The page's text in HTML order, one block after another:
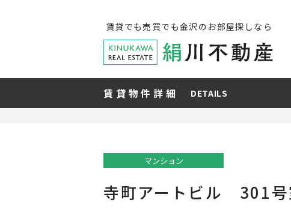
賃貸でも売買でも金沢のお部屋探しなら
賃貸物件詳細 DETAILS
寺町アートビル 301号
マンション